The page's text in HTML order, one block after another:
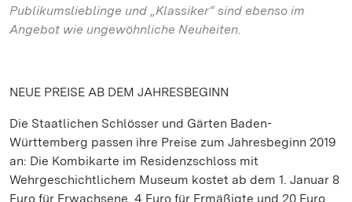
Publikumslieblinge und „Klassiker“ sind ebenso im
Angebot wie ungewöhnliche Neuheiten.
NEUE PREISE AB DEM JAHRESBEGINN
Die Staatlichen Schlösser und Gärten Baden-
Württemberg passen ihre Preise zum Jahresbeginn 2019
an: Die Kombikarte im Residenzschloss mit
Wehrgeschichtlichem Museum kostet ab dem 1. Januar 8
Euro für Erwachsene, 4 Euro für Ermäßigte und 20 Euro